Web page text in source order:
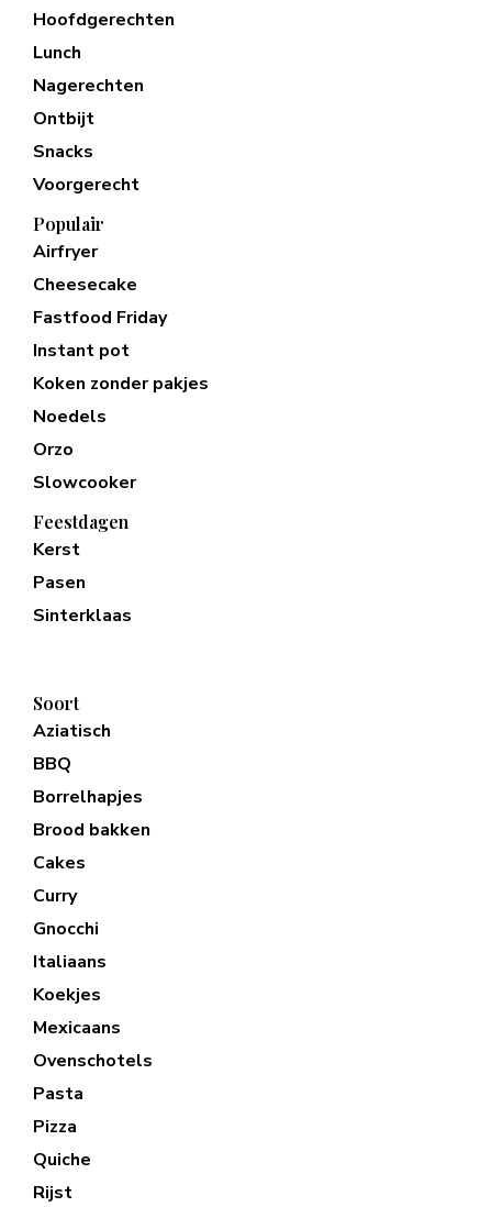
Hoofdgerechten
Lunch
Nagerechten
Ontbijt
Snacks
Voorgerecht
Populair
Airfryer
Cheesecake
Fastfood Friday
Instant pot
Koken zonder pakjes
Noedels
Orzo
Slowcooker
Feestdagen
Kerst
Pasen
Sinterklaas
Soort
Aziatisch
BBQ
Borrelhapjes
Brood bakken
Cakes
Curry
Gnocchi
Italiaans
Koekjes
Mexicaans
Ovenschotels
Pasta
Pizza
Quiche
Rijst